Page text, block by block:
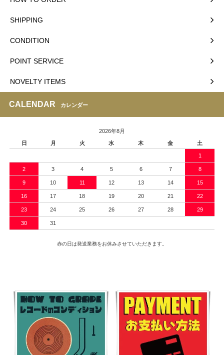
SHIPPING
CONDITION
POINT SERVICE
NOVELTY ITEMS
CALENDAR カレンダー
2026年8月
日
月 火 水 木 金 土
1
2 3 4 5 6 7 8
9 10 11 12 13 14 15
16 17 18 19 20 21 22
23 24 25 26 27 28 29
30 31
赤の日は発送業務をお休みさせていただきます。